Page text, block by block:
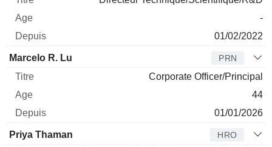
-
01/02/2022
Marcelo R. Lu PRN
Corporate Officer/Principal
44
01/01/2026
Priya Thaman HRO